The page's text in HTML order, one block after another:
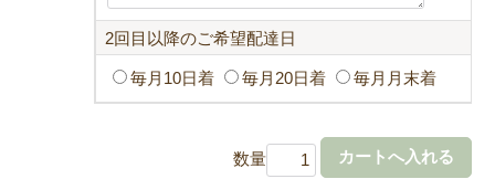
2回目以降のご希望配達日
毎月10日着 毎月20日着 毎月月末着
数量